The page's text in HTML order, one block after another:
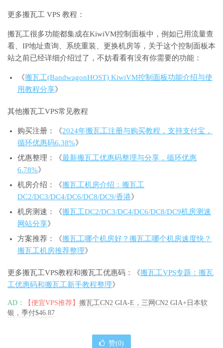
更多搬瓦工 VPS 教程：
搬瓦工很多功能都集成在KiwiVM控制面板中，例如已用流量查
看、IP地址查询、系统重装、更换机房等，关于这个控制面板本
站之前已经详细介绍过了，不妨看看有没有你需要的功能：
《搬瓦工(BandwagonHOST) KiwiVM控制面板功能介绍与使
用教程分享》
其他搬瓦工VPS常见教程
购买注册：《2024年搬瓦工注册与购买教程，支持支付宝，
循环优惠码6.38%》
优惠整理：《最新搬瓦工优惠码整理与分享，循环优惠
6.78%》
机房介绍：《搬瓦工机房介绍：搬瓦工
DC2/DC3/DC4/DC6/DC8/DC9/香港》
机房测速：《搬瓦工DC2/DC3/DC4/DC6/DC8/DC9机房测速
网站分享》
方案推荐：《搬瓦工哪个机房好？搬瓦工哪个机房速度快？
搬瓦工机房推荐整理》
更多搬瓦工VPS教程和搬瓦工优惠码：《搬瓦工VPS专题：搬瓦
工优惠码和搬瓦工新手教程整理》
AD： 【便宜VPS推荐】 搬瓦工CN2 GIA-E，三网CN2 GIA+日本软
银，季付$46.87
赞(0)